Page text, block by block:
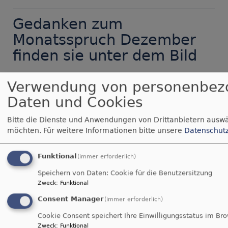
Gedanken zum
Monatsspruch Dezember
finden sie unter dem Bild
Weiterlesen über
Gedanken
Verwendung von
Daten und Cookies
Bitte die Dienste und Anwendungen von Drittanbietern
möchten. Für weitere Informationen bitte unsere
Funktional (immer erforderlich)
Speichern von Daten: Cookie für die Benutzersitzung
Zweck: Funktional
Consent Manager (immer erforderlich)
Cookie Consent speichert Ihre Einwilligungsstatus im
Zweck: Funktional